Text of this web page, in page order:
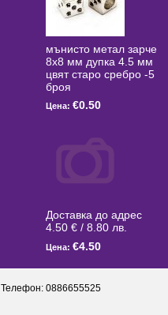
мънисто метал зарче
8x8 мм дупка 4.5 мм
цвят старо сребро -5
броя
Цена: €0.50
Доставка до адрес
4.50 € / 8.80 лв.
Цена: €4.50
Телефон: 0886655525